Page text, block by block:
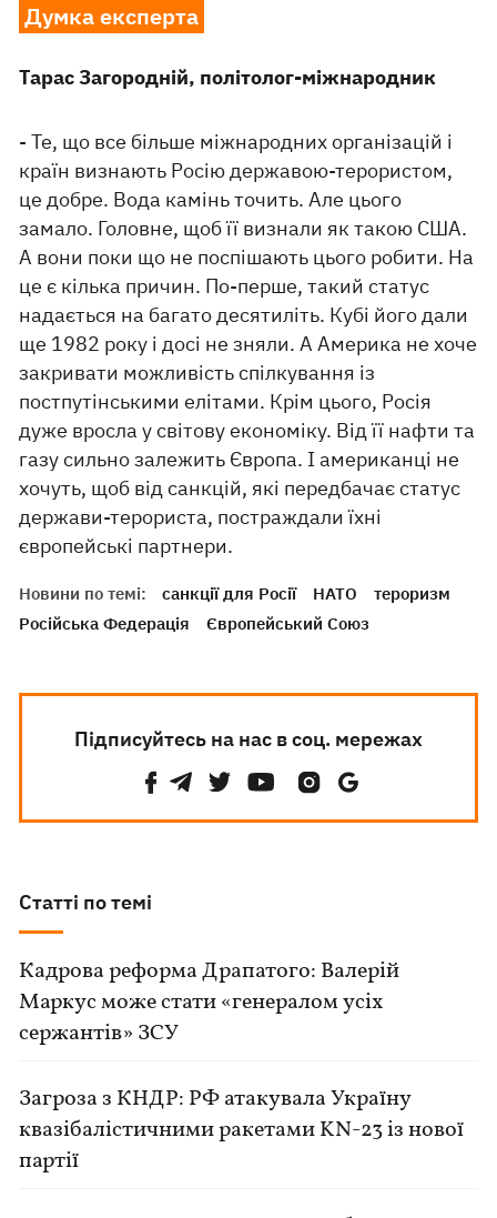
Думка експерта
Тарас Загородній, політолог-міжнародник
- Те, що все більше міжнародних організацій і
країн визнають Росію державою-терористом,
це добре. Вода камінь точить. Але цього
замало. Головне, щоб її визнали як такою США.
А вони поки що не поспішають цього робити. На
це є кілька причин. По-перше, такий статус
надається на багато десятиліть. Кубі його дали
ще 1982 року і досі не зняли. А Америка не хоче
закривати можливість спілкування із
постпутінськими елітами. Крім цього, Росія
дуже вросла у світову економіку. Від її нафти та
газу сильно залежить Європа. І американці не
хочуть, щоб від санкцій, які передбачає статус
держави-терориста, постраждали їхні
європейські партнери.
Новини по темі: санкції для Росії НАТО
тероризм
Російська Федерація
Європейський Союз
Підписуйтесь на нас в соц. мережах
Статті по темі
Кадрова реформа Драпатого: Валерій
Маркус може стати «генералом усіх
сержантів» ЗСУ
Загроза з КНДР: РФ атакувала Україну
квазібалістичними ракетами KN-23 із нової
партії